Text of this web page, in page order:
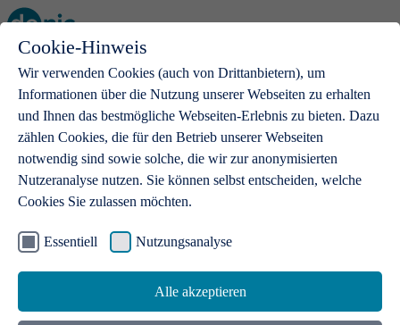
Cookie-Hinweis
Wir verwenden Cookies (auch von Drittanbietern), um
Informationen über die Nutzung unserer Webseiten zu erhalten
und Ihnen das bestmögliche Webseiten-Erlebnis zu bieten. Dazu
zählen Cookies, die für den Betrieb unserer Webseiten
notwendig sind sowie solche, die wir zur anonymisierten
Nutzeranalyse nutzen. Sie können selbst entscheiden, welche
Cookies Sie zulassen möchten.
Essentiell Nutzungsanalyse
Alle akzeptieren
Open main menu
.de-Domains
Mit einer .de-Domain erhalten Ideen eine Bühne